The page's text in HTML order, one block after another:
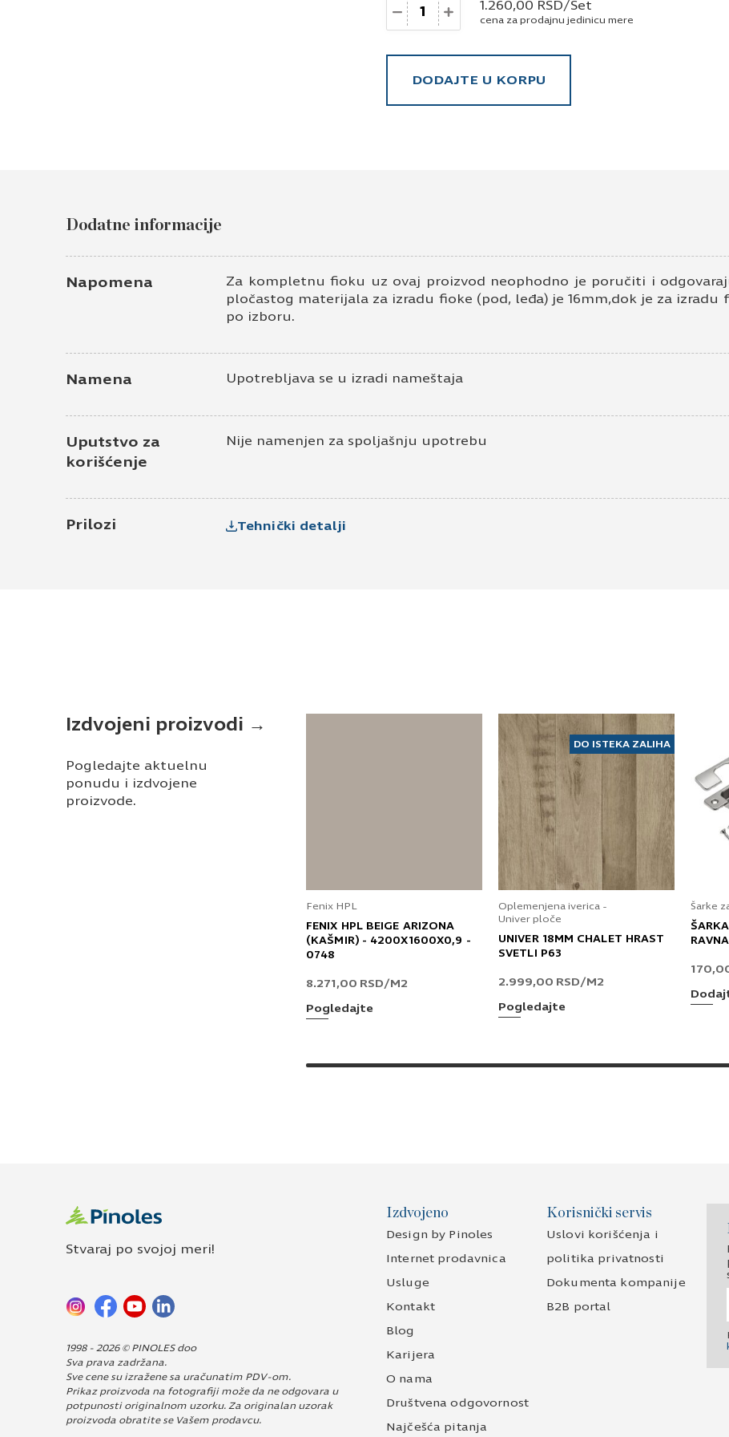
Količina 1.260,00 RSD/Set
cena za prodajnu jedinicu mere
DODAJTE U KORPU
Dodatne informacije
Napomena
Za kompletnu fioku uz ovaj proizvod neophodno je poručiti i
pločastog materijala za izradu fioke (pod, leđa) je 16mm,dok je za
po izboru.
Namena Upotrebljava se u izradi nameštaja
Uputstvo za
korišćenje
Nije namenjen za spoljašnju upotrebu
Prilozi Tehnički detalji
Izdvojeni proizvodi →
Pogledajte aktuelnu
ponudu i izdvojene
proizvode.
Fenix HPL
FENIX HPL BEIGE ARIZONA
(KAŠMIR) - 4200X1600X0,9 -
0748
8.271,00 RSD/M2
Pogledajte
DO ISTEKA ZALIHA
Oplemenjena iverica -
Univer ploče
UNIVER 18MM CHALET HRAST
SVETLI P63
2.999,00 RSD/M2
Pogledajte
Šarke
Stvaraj po svojoj meri!
1998 - 2026 © PINOLES doo
Sva prava zadržana.
Sve cene su izražene sa uračunatim PDV-om.
Prikaz proizvoda na fotografiji može da ne odgovara u
potpunosti originalnom uzorku. Za originalan uzorak
proizvoda obratite se Vašem prodavcu.
Izdvojeno
Design by Pinoles
Internet prodavnica
Usluge
Kontakt
Blog
Karijera
O nama
Društvena odgovornost
Najčešća pitanja
Korisnički servis
Uslovi korišćenja i
politika privatnosti
Dokumenta kompanije
B2B portal